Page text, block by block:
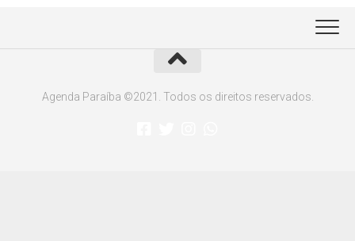
Agenda Paraíba ©2021. Todos os direitos reservados.